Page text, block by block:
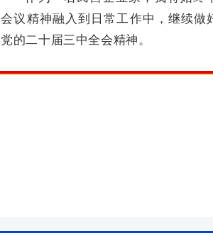
会议精神融入到日常工作中，继续
党的二十届三中全会精神。